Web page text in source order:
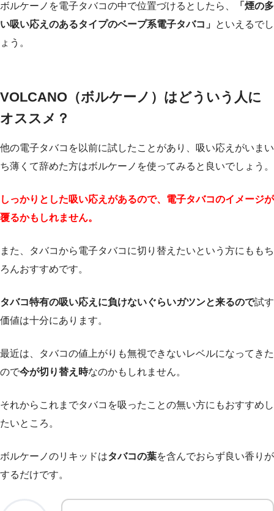
ボルケーノを電子タバコの中で位置づけるとしたら、
「煙の多
い吸い応えのあるタイプのベープ系電子タバコ」 といえるでし
ょう。
VOLCANO（ボルケーノ）はどういう人に
オススメ？
他の電子タバコを以前に試したことがあり、吸い応えがいまい
ち薄くて辞めた方はボルケーノを使ってみると良いでしょう。
しっかりとした吸い応えがあるので、電子タバコのイメージが
覆るかもしれません。
また、タバコから電子タバコに切り替えたいという方にももち
ろんおすすめです。
タバコ特有の吸い応えに負けないぐらいガツンと来るので試す
価値は十分にあります。
最近は、タバコの値上がりも無視できないレベルになってきた
ので今が切り替え時なのかもしれません。
それからこれまでタバコを吸ったことの無い方にもおすすめし
たいところ。
ボルケーノのリキッドはタバコの葉を含んでおらず良い香りが
するだけです。